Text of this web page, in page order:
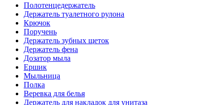
Полотенцедержатель
Держатель туалетного рулона
Крючок
Поручень
Держатель зубных щеток
Держатель фена
Дозатор мыла
Eршик
Мыльница
Полка
Веревка для белья
Держатель для накладок для унитаза